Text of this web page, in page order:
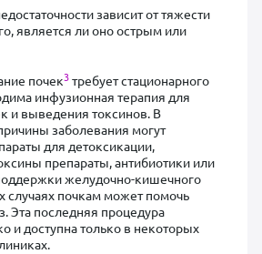
зависит от тяжести
является ли оно острым или
почек3требует стационарного
инфузионная терапия для
и выведения токсинов. В
заболевания могут
для детоксикации,
препараты, антибиотики или
желудочно-кишечного
случаях почкам может помочь
Эта последняя процедура
и доступна только в некоторых